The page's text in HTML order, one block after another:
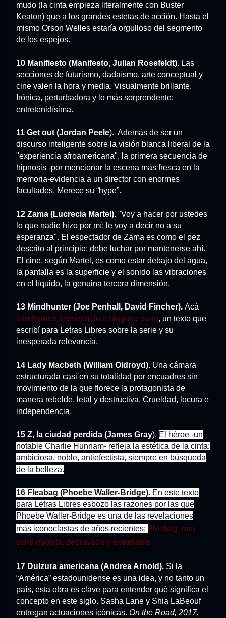
mudo (la cinta empieza literalmente con Buster
Keaton) que a los grandes estetas de acción. Hasta el
mismo Orson Welles estaría orgulloso del segmento
de los espejos.
10 Manifiesto (Manifesto, Julian Rosefeldt). Las
secciones de futurismo, dadaísmo, arte conceptual y
cine valen la hora y media. Visualmente brillante.
Irónica, perturbadora y lo más sorprendente:
entretenidísima.
11 Get out (Jordan Peele). Además de ser un
discurso inteligente sobre la visión blanca liberal de la
"experiencia afroamericana", la primera secuencia de
hipnosis -por mencionar la escena más fresca en la
memoria-evidencia a un director con enormes
facultades. Merece su “hype”.
12 Zama (Lucrecia Martel). "Voy a hacer por ustedes
lo que nadie hizo por mí: le voy a decir no a su
esperanza". El espectador de Zama es como el pez
descrito al principio: debe luchar por mantenerse ahí.
El cine, según Martel, es como estar debajo del agua,
la pantalla es la superficie y el sonido las vibraciones
en el líquido, la genuina tercera dimensión.
13 Mindhunter (Joe Penhall, David Fincher). Acá
Mindhunter: bienvenido a ninguna parte, un texto que
escribí para Letras Libres sobre la serie y su
inesperada relevancia.
14 Lady Macbeth (William Oldroyd). Una cámara
estructurada casi en su totalidad por encuadres sin
movimiento de la que florece la protagonista de
manera rebelde, letal y destructiva. Crueldad, locura e
independencia.
15 Z, la ciudad perdida (James Gray). El héroe -un
notable Charlie Hunnam- refleja la estética de la cinta:
ambiciosa, noble, antiefectista, siempre en búsqueda
de la belleza.
16 Fleabag (Phoebe Waller-Bridge). En este texto
para Letras Libres esbozo las razones por las que
Phoebe Waller-Bridge es una de las revelaciones
más iconoclastas de años recientes: Fleabag, una
serie egoísta, depravada y entrañable
17 Dulzura americana (Andrea Arnold). Si la
“América” estadounidense es una idea, y no tanto un
país, esta obra es clave para entender qué significa el
concepto en este siglo. Sasha Lane y Shia LaBeouf
entregan actuaciones icónicas. On the Road, 2017.